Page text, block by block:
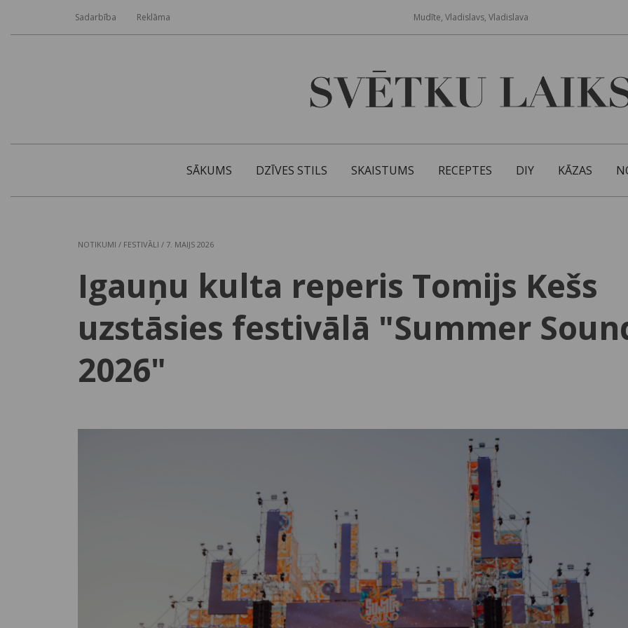
Sadarbība Reklāma Mudīte, Vladislavs, Vladislava
SĀKUMS DZĪVES STILS SKAISTUMS RECEPTES DIY KĀZAS
NOTIKUMI / FESTIVĀLI / 7. MAIJS 2026
Igauņu kulta reperis Tomijs Kešs
uzstāsies festivālā "Summer
2026"